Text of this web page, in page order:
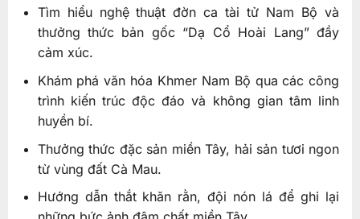
Tìm hiểu nghệ thuật đờn ca tài tử Nam Bộ và
thưởng thức bản gốc “Dạ Cổ Hoài Lang” đầy
cảm xúc.
Khám phá văn hóa Khmer Nam Bộ qua các công
trình kiến trúc độc đáo và không gian tâm linh
huyền bí.
Thưởng thức đặc sản miền Tây, hải sản tươi ngon
từ vùng đất Cà Mau.
Hướng dẫn thắt khăn rằn, đội nón lá để ghi lại